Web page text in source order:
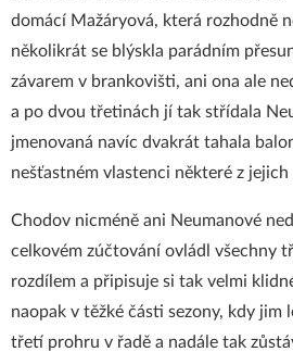
domácí Mažáryová, která rozhodně
několikrát se blýskla parádním
závarem v brankovišti, ani ona ale
a po dvou třetinách jí tak střídala
jmenovaná navíc dvakrát tahala
nešťastném vlastenci některé z jejich
Chodov nicméně ani Neumanové
celkovém zúčtování ovládl všechny
rozdílem a připisuje si tak velmi
naopak v těžké části sezony, kdy jim
třetí prohru v řadě a nadále tak